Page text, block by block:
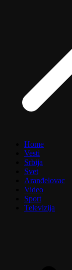
Home
Vesti
Srbija
Svet
Aranđelovac
Video
Sport
Televizija